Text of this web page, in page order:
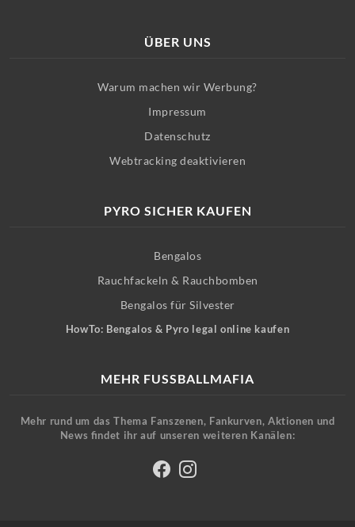
ÜBER UNS
Warum machen wir Werbung?
Impressum
Datenschutz
Webtracking deaktivieren
PYRO SICHER KAUFEN
Bengalos
Rauchfackeln & Rauchbomben
Bengalos für Silvester
HowTo: Bengalos & Pyro legal online kaufen
MEHR FUSSBALLMAFIA
Mehr rund um das Thema Fanszenen, Fankurven, Aktionen und
News findet ihr auf unseren weiteren Kanälen: